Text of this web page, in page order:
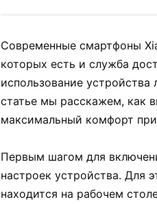
Современные смартфоны
которых есть и служба
использование
статье мы расскажем, как
максимальный комфорт
Первым шагом для
настроек устройства. Для
находится на рабочем